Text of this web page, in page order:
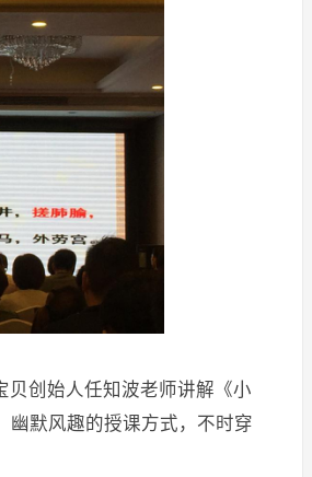
贝创始人任知波老师讲解《小
幽默风趣的授课方式，不时穿